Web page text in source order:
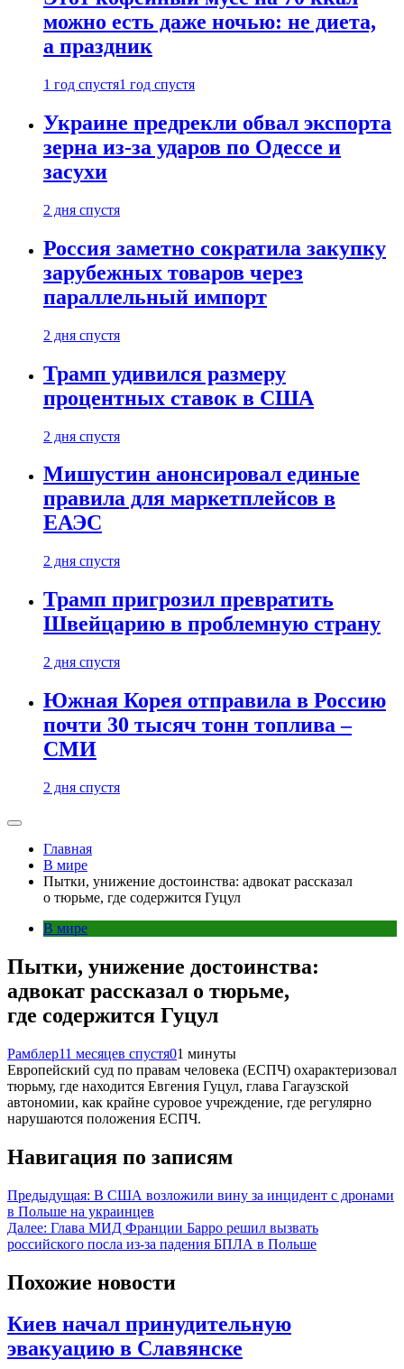
можно есть даже ночью: не диета,
а праздник
1 год спустя1 год спустя
Украине предрекли обвал экспорта
зерна из-за ударов по Одессе и
засухи
2 дня спустя
Россия заметно сократила закупку
зарубежных товаров через
параллельный импорт
2 дня спустя
Трамп удивился размеру
процентных ставок в США
2 дня спустя
Мишустин анонсировал единые
правила для маркетплейсов в
ЕАЭС
2 дня спустя
Трамп пригрозил превратить
Швейцарию в проблемную страну
2 дня спустя
Южная Корея отправила в Россию
почти 30 тысяч тонн топлива –
СМИ
2 дня спустя
Главная
В мире
Пытки, унижение достоинства: адвокат рассказал
о тюрьме, где содержится Гуцул
В мире
Пытки, унижение достоинства:
адвокат рассказал о тюрьме,
где содержится Гуцул
Рамблер11 месяцев спустя01 минуты
Европейский суд по правам человека (ЕСПЧ) охарактеризовал
тюрьму, где находится Евгения Гуцул, глава Гагаузской
автономии, как крайне суровое учреждение, где регулярно
нарушаются положения ЕСПЧ.
Навигация по записям
Предыдущая: В США возложили вину за инцидент с дронами
в Польше на украинцев
Далее: Глава МИД Франции Барро решил вызвать
российского посла из-за падения БПЛА в Польше
Похожие новости
Киев начал принудительную
эвакуацию в Славянске